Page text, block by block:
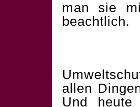
man sie
beachtlich.
allen
Und heute